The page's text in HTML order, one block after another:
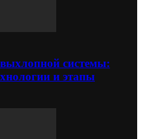
системы:
и этапы